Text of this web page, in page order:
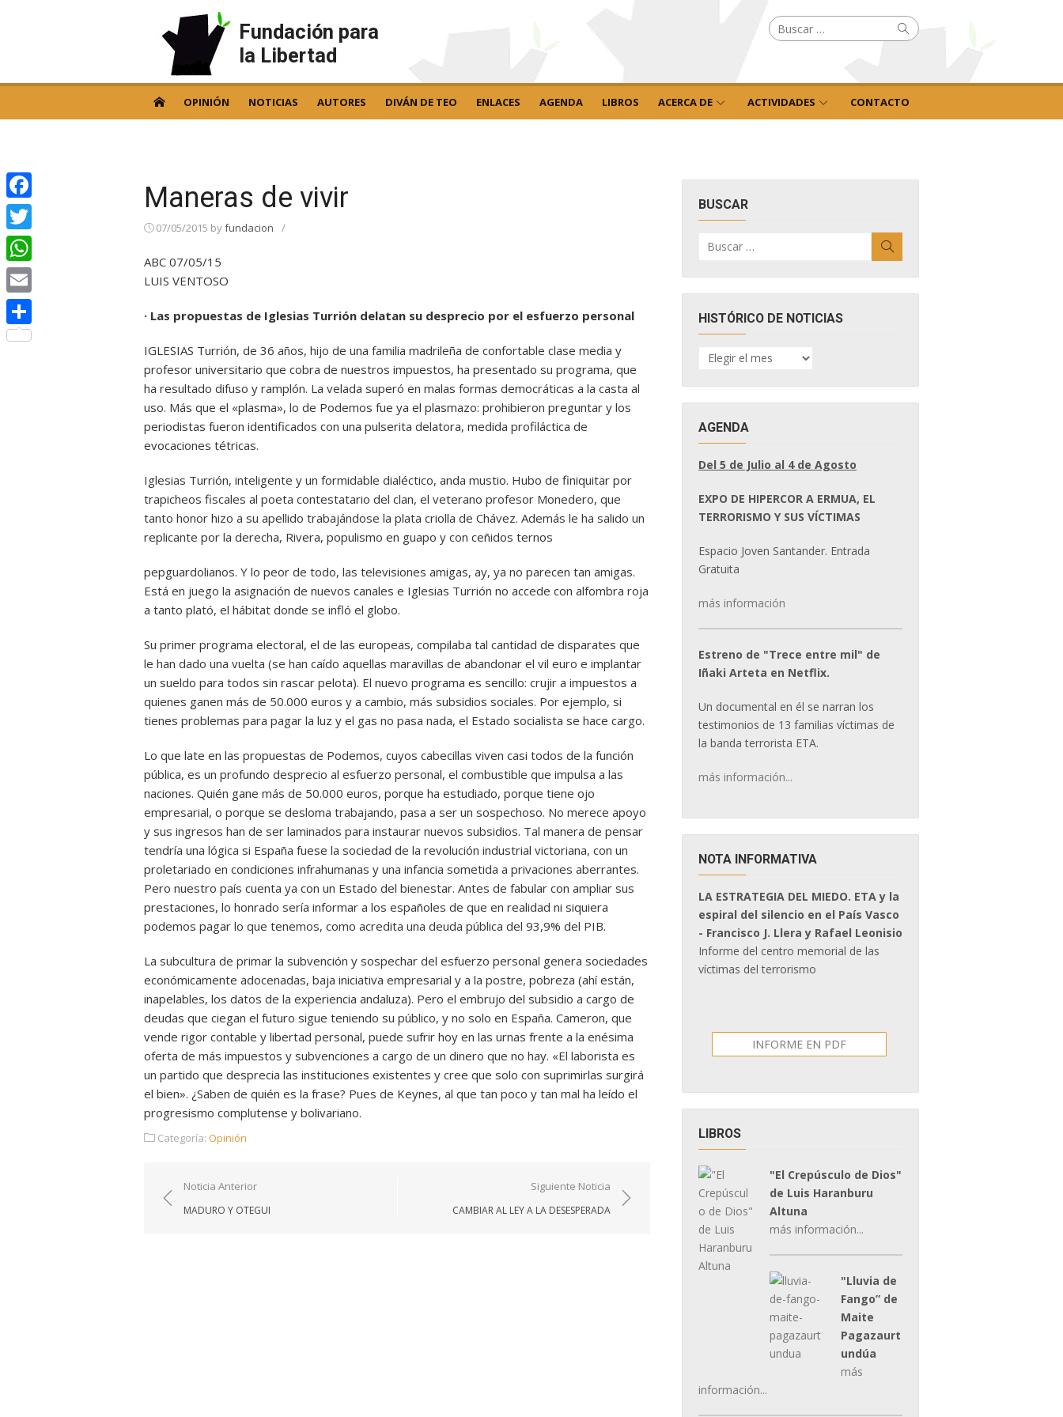
Fundación para
la Libertad
Buscar
por: Buscar
OPINIÓN NOTICIAS AUTORES DIVÁN DE TEO ENLACES AGENDA LIBROS ACERCA DE ACTIVIDADES CONTACTO
Maneras de vivir
07/05/2015 byfundacion /
ABC 07/05/15
LUIS VENTOSO
· Las propuestas de Iglesias Turrión delatan su desprecio por el esfuerzo personal
IGLESIAS Turrión, de 36 años, hijo de una familia madrileña de confortable clase media y
profesor universitario que cobra de nuestros impuestos, ha presentado su programa, que
ha resultado difuso y ramplón. La velada superó en malas formas democráticas a la casta al
uso. Más que el «plasma», lo de Podemos fue ya el plasmazo: prohibieron preguntar y los
periodistas fueron identificados con una pulserita delatora, medida profiláctica de
evocaciones tétricas.
Iglesias Turrión, inteligente y un formidable dialéctico, anda mustio. Hubo de finiquitar por
trapicheos fiscales al poeta contestatario del clan, el veterano profesor Monedero, que
tanto honor hizo a su apellido trabajándose la plata criolla de Chávez. Además le ha salido un
replicante por la derecha, Rivera, populismo en guapo y con ceñidos ternos
pepguardolianos. Y lo peor de todo, las televisiones amigas, ay, ya no parecen tan amigas.
Está en juego la asignación de nuevos canales e Iglesias Turrión no accede con alfombra roja
a tanto plató, el hábitat donde se infló el globo.
Su primer programa electoral, el de las europeas, compilaba tal cantidad de disparates que
le han dado una vuelta (se han caído aquellas maravillas de abandonar el vil euro e implantar
un sueldo para todos sin rascar pelota). El nuevo programa es sencillo: crujir a impuestos a
quienes ganen más de 50.000 euros y a cambio, más subsidios sociales. Por ejemplo, si
tienes problemas para pagar la luz y el gas no pasa nada, el Estado socialista se hace cargo.
Lo que late en las propuestas de Podemos, cuyos cabecillas viven casi todos de la función
pública, es un profundo desprecio al esfuerzo personal, el combustible que impulsa a las
naciones. Quién gane más de 50.000 euros, porque ha estudiado, porque tiene ojo
empresarial, o porque se desloma trabajando, pasa a ser un sospechoso. No merece apoyo
y sus ingresos han de ser laminados para instaurar nuevos subsidios. Tal manera de pensar
tendría una lógica si España fuese la sociedad de la revolución industrial victoriana, con un
proletariado en condiciones infrahumanas y una infancia sometida a privaciones aberrantes.
Pero nuestro país cuenta ya con un Estado del bienestar. Antes de fabular con ampliar sus
prestaciones, lo honrado sería informar a los españoles de que en realidad ni siquiera
podemos pagar lo que tenemos, como acredita una deuda pública del 93,9% del PIB.
La subcultura de primar la subvención y sospechar del esfuerzo personal genera sociedades
económicamente adocenadas, baja iniciativa empresarial y a la postre, pobreza (ahí están,
inapelables, los datos de la experiencia andaluza). Pero el embrujo del subsidio a cargo de
deudas que ciegan el futuro sigue teniendo su público, y no solo en España. Cameron, que
vende rigor contable y libertad personal, puede sufrir hoy en las urnas frente a la enésima
oferta de más impuestos y subvenciones a cargo de un dinero que no hay. «El laborista es
un partido que desprecia las instituciones existentes y cree que solo con suprimirlas surgirá
el bien». ¿Saben de quién es la frase? Pues de Keynes, al que tan poco y tan mal ha leído el
progresismo complutense y bolivariano.
Categoría: Opinión
Navegación
de
Noticia Anterior
MADURO Y OTEGUI
Siguiente Noticia
CAMBIAR AL LEY A LA DESESPERADA
BUSCAR
por:
HISTÓRICO DE NOTICIAS
HISTÓRICO
DE
AGENDA
Del 5 de Julio al 4 de Agosto
EXPO DE HIPERCOR A ERMUA, EL
TERRORISMO Y SUS VÍCTIMAS
Espacio Joven Santander. Entrada
Gratuita
más información
Estreno de "Trece entre mil" de
Iñaki Arteta en Netflix.
Un documental en él se narran los
testimonios de 13 familias víctimas de
la banda terrorista ETA.
más información...
NOTA INFORMATIVA
LA ESTRATEGIA DEL MIEDO. ETA y la
espiral del silencio en el País Vasco
- Francisco J. Llera y Rafael Leonisio
Informe del centro memorial de las
víctimas del terrorismo
INFORME EN PDF
LIBROS
"El Crepúsculo de Dios"
de Luis Haranburu
Altuna
más información...
"Lluvia de
Fango” de
Maite
Pagazaurt
undúa
más
información...
Facebook
Twitter
WhatsApp
Email
Compartir